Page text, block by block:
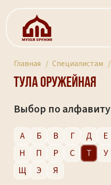
Главная Специалистам
Тула оружейная
Выбор по алфавиту
А Б В Г Д Е
Н
П Р С Т У
Щ
Э Я